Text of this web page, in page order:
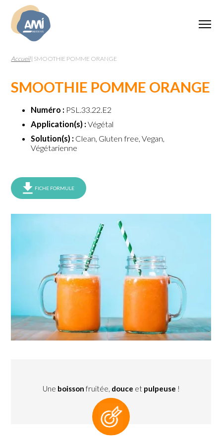
Accueil| SMOOTHIE POMME ORANGE
SMOOTHIE POMME ORANGE
Numéro : PSL.33.22.E2
Application(s) : Végétal
Solution(s) : Clean, Gluten free, Vegan,
Végétarienne
FICHE FORMULE
Une boisson fruitée, douce et pulpeuse !